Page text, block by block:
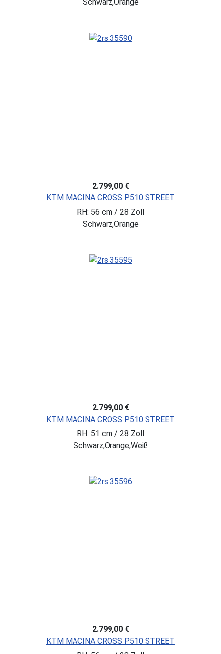
Schwarz,Orange
2.799,00 €
KTM MACINA CROSS P510 STREET
RH: 56 cm / 28 Zoll
Schwarz,Orange
2.799,00 €
KTM MACINA CROSS P510 STREET
RH: 51 cm / 28 Zoll
Schwarz,Orange,Weiß
2.799,00 €
KTM MACINA CROSS P510 STREET